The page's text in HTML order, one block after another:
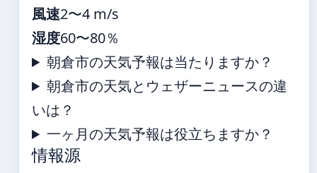
風速2〜4 m/s
湿度60〜80％
朝倉市の天気予報は当たりますか？
朝倉市の天気とウェザーニュースの違
いは？
一ヶ月の天気予報は役立ちますか？
情報源